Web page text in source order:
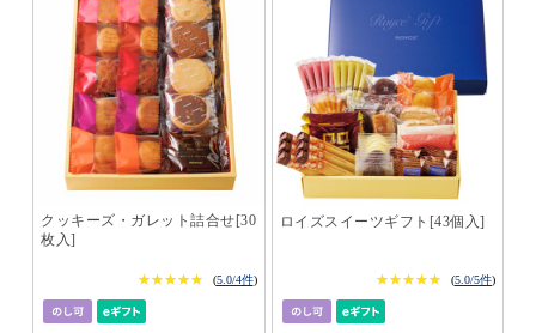
クッキーズ・ガレット詰合せ[30
枚入]
★★★★★
★★★★★ (5.0/4件)
ロイズスイーツギフト[43個入]
★★★★★
★★★★★ (5.0/5件)